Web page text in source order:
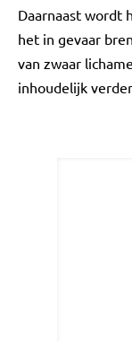
Daarnaast wordt
het in gevaar
van zwaar
inhoudelijk